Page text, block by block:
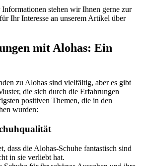
stehen wir Ihnen gerne zur
Ihr Interesse an unserem Artikel über
mit Alohas: Ein
zu Alohas sind vielfältig, aber es gibt
die sich durch die Erfahrungen
positiven Themen, die in den
wurden:
dass die Alohas-Schuhe fantastisch sind
in sie verliebt hat.